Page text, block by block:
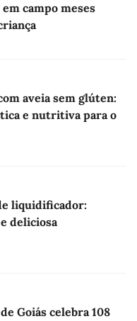
campo meses
aveia sem glúten:
e nutritiva para o
liquidificador:
deliciosa
Goiás celebra 108